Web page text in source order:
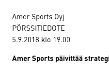
Amer Sports Oyj
PÖRSSITIEDOTE
5.9.2018 klo 19.00
Amer Sports päivittää